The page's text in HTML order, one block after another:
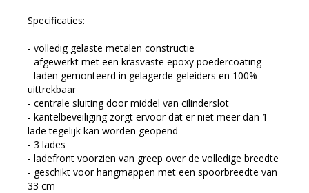
Specificaties:
- volledig gelaste metalen constructie
- afgewerkt met een krasvaste epoxy poedercoating
- laden gemonteerd in gelagerde geleiders en 100%
uittrekbaar
- centrale sluiting door middel van cilinderslot
- kantelbeveiliging zorgt ervoor dat er niet meer dan 1
lade tegelijk kan worden geopend
- 3 lades
- ladefront voorzien van greep over de volledige breedte
- geschikt voor hangmappen met een spoorbreedte van
33 cm